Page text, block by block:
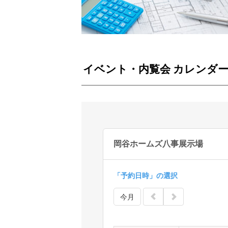
イベント・内覧会 カレンダー